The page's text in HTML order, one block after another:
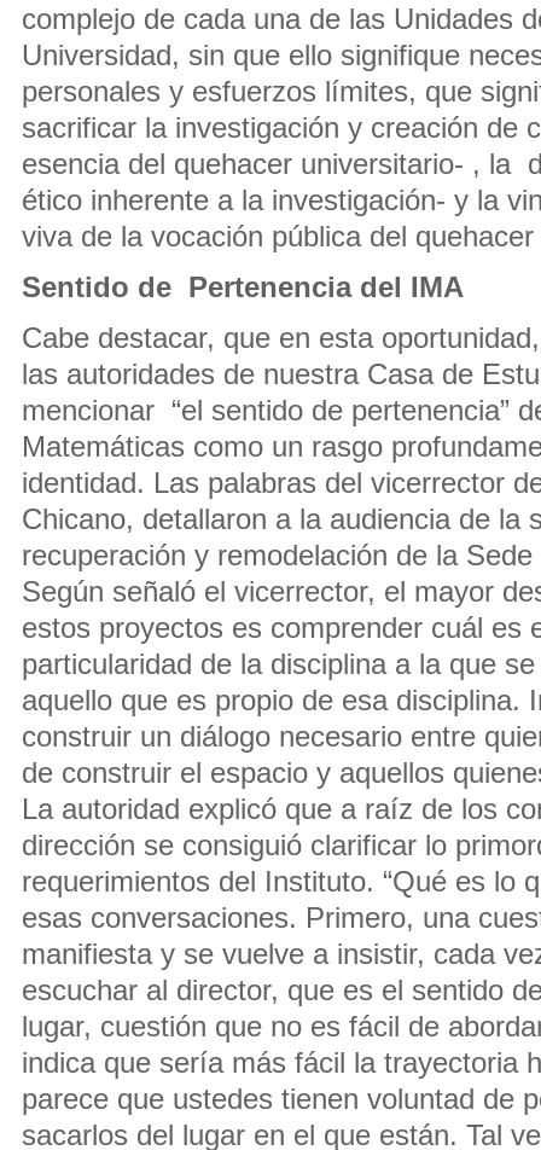
complejo de cada una de las Unidades
Universidad, sin que ello signifique
personales y esfuerzos límites, que
sacrificar la investigación y creación de
esencia del quehacer universitario- , la
ético inherente a la investigación- y la
viva de la vocación pública del
Sentido de Pertenencia del IMA
Cabe destacar, que en esta
las autoridades de nuestra Casa de
mencionar “el sentido de pertenencia”
Matemáticas como un rasgo
identidad. Las palabras del vicerrector
Chicano, detallaron a la audiencia de la
recuperación y remodelación de la
Según señaló el vicerrector, el mayor
estos proyectos es comprender cuál es
particularidad de la disciplina a la que
aquello que es propio de esa disciplina.
construir un diálogo necesario entre
de construir el espacio y aquellos
La autoridad explicó que a raíz de los
dirección se consiguió clarificar lo
requerimientos del Instituto. “Qué es lo
esas conversaciones. Primero, una
manifiesta y se vuelve a insistir, cada
escuchar al director, que es el sentido
lugar, cuestión que no es fácil de
indica que sería más fácil la trayectoria
parece que ustedes tienen voluntad de
sacarlos del lugar en el que están. Tal